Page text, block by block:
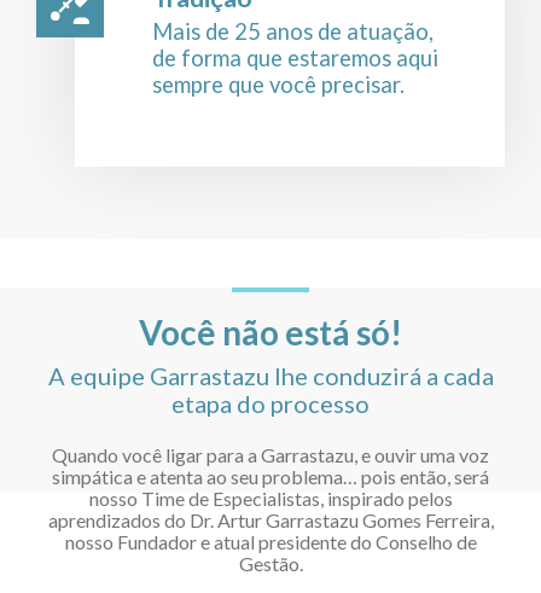
Mais de 25 anos de atuação,
de forma que estaremos aqui
sempre que você precisar.
Você não está só!
A equipe Garrastazu lhe conduzirá a cada
etapa do processo
Quando você ligar para a Garrastazu, e ouvir uma voz
simpática e atenta ao seu problema… pois então, será
nosso Time de Especialistas, inspirado pelos
aprendizados do Dr. Artur Garrastazu Gomes Ferreira,
nosso Fundador e atual presidente do Conselho de
Gestão.